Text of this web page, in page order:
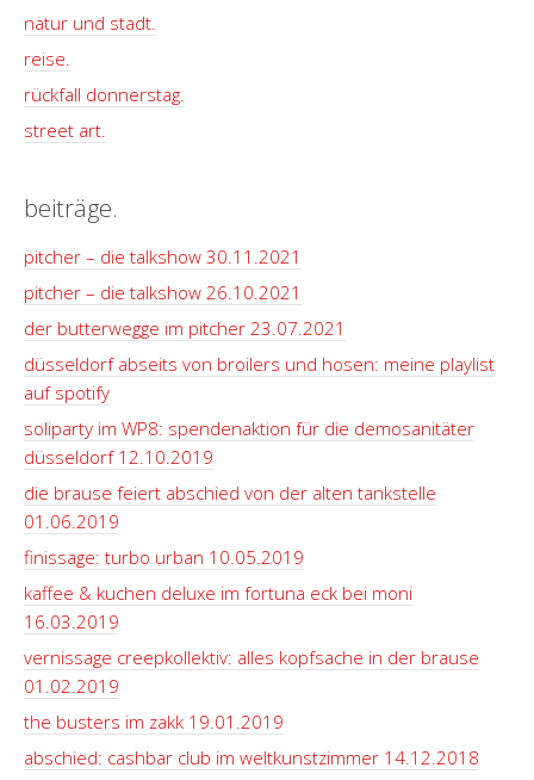
natur und stadt.
reise.
rückfall donnerstag.
street art.
beiträge.
pitcher – die talkshow 30.11.2021
pitcher – die talkshow 26.10.2021
der butterwegge im pitcher 23.07.2021
düsseldorf abseits von broilers und hosen: meine playlist
auf spotify
soliparty im WP8: spendenaktion für die demosanitäter
düsseldorf 12.10.2019
die brause feiert abschied von der alten tankstelle
01.06.2019
finissage: turbo urban 10.05.2019
kaffee & kuchen deluxe im fortuna eck bei moni
16.03.2019
vernissage creepkollektiv: alles kopfsache in der brause
01.02.2019
the busters im zakk 19.01.2019
abschied: cashbar club im weltkunstzimmer 14.12.2018